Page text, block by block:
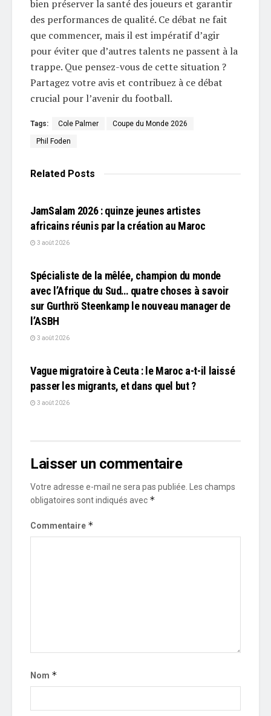
bien préserver la santé des joueurs et garantir
des performances de qualité. Ce débat ne fait
que commencer, mais il est impératif d’agir
pour éviter que d’autres talents ne passent à la
trappe. Que pensez-vous de cette situation ?
Partagez votre avis et contribuez à ce débat
crucial pour l’avenir du football.
Tags: Cole Palmer Coupe du Monde 2026
Phil Foden
Related Posts
JamSalam 2026 : quinze jeunes artistes
africains réunis par la création au Maroc
3 août 2026
Spécialiste de la mêlée, champion du monde
avec l’Afrique du Sud… quatre choses à savoir
sur Gurthrö Steenkamp le nouveau manager de
l’ASBH
3 août 2026
Vague migratoire à Ceuta : le Maroc a-t-il laissé
passer les migrants, et dans quel but ?
3 août 2026
Laisser un commentaire
Votre adresse e-mail ne sera pas publiée.
Les champs
obligatoires sont indiqués avec *
Commentaire *
Nom *